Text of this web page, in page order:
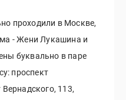
проходили в Москве,
- Жени Лукашина и
буквально в паре
проспект
113,